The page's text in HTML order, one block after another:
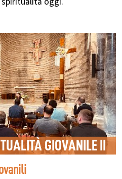
GIOVANILE II